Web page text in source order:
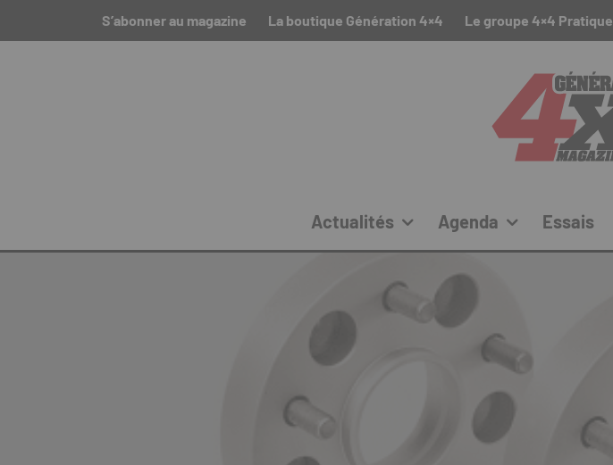
S’abonner au magazine La boutique Génération 4×4 Le groupe 4×4 Pratique
Actualités Agenda Essais